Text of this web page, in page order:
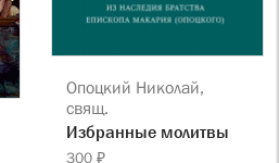
Опоцкий Николай,
свящ.
Избранные молитвы
300 ₽